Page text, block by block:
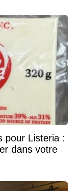
pour Listeria :
dans votre